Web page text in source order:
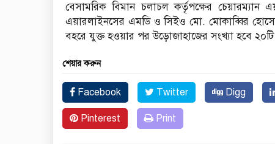
বেসামরিক বিমান চলাচল কর্তৃপক্ষের
এয়ারলাইনসের এমডি ও সিইও মো. মোকাব্বির
বহরে যুক্ত হওয়ার পর উড়োজাহাজের সংখ্যা হবে
শেয়ার করুন
Facebook Twitter Digg
Pinterest Print